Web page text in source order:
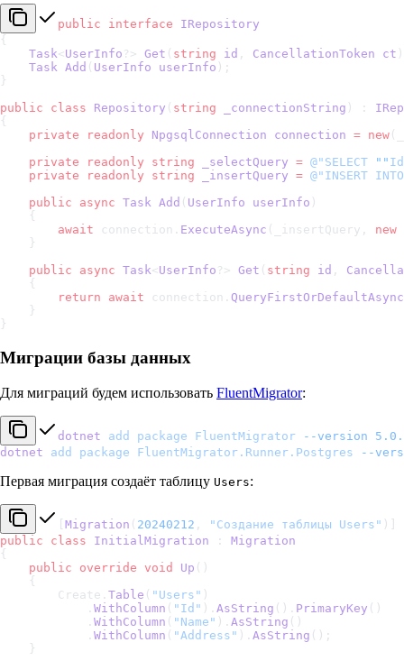
public interface IRepository
{
    Task
< UserInfo ?> Get ( string id , CancellationToken ct
    Task
Add ( UserInfo userInfo );
}
public class Repository ( string _connectionString ) :
{
    private
readonly NpgsqlConnection connection = new
    private
readonly string _selectQuery = @"SELECT "" Id
    private
readonly string _insertQuery = @"INSERT
    public
async Task Add ( UserInfo userInfo )
    {
        await
connection. ExecuteAsync (_insertQuery, new
    }
    public
async Task< UserInfo ?> Get ( string id ,
    {
        return
await connection. QueryFirstOrDefaultAsync
    }
}
Миграции базы данных
Для миграций будем использовать FluentMigrator:
dotnet add package FluentMigrator --version
dotnet add package FluentMigrator.Runner.Postgres --
Первая миграция создаёт таблицу Users:
Migration ( 20240212 , "Создание таблицы Users" )]
public class InitialMigration : Migration
{
    public
override void Up ()
    {
        Create.
Table ( "Users" )
            .
WithColumn ( "Id" ). AsString (). PrimaryKey ()
            .
WithColumn ( "Name" ). AsString ()
            .
WithColumn ( "Address" ). AsString ();
    }